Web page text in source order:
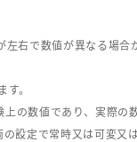
右で数値が異なる場合
。
の数値であり、実際の
定で常時又は可変又